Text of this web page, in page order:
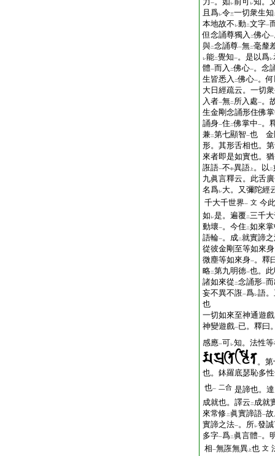
一 レ レ
且爲レ令三一切衆生知
本地故不 レ動二文字一
但念誦尊獨入 二佛心一
與二念誦尊一無二毫釐
レ能二覺知一。是以爲レ
體一而入 二佛心一。念
生皆悉入 二佛心一。
大日經疏云。一切
入者一無二 所入處一。
生金剛念誦形住佛
誦身一住 二佛掌中一。
兼二第七顯智一也 金
形。其形舌相也。
來者即是如實也。猶
誑語一不中異語 上 。以 二
九眞言釋云。此舌
名爲レ大。又彌陀經
千大千世界一 文 今
如 レ是。遍覆二三千
動壞一。今住 二如來
語輪一。成二就實諦
從彼金剛至等如來
微塵等如來身一。釋
略二第九明徳一也。
諸如來從 二念誦形一
妄不異不誑一爲レ語
也
一切如來至神通遊
神變遊戲一已。釋曰
感應一可レ知。法性
。
也。鉢羅底瑟恥多
也一 二合 是諦也。
成就也。譯云 二 成就
來常修 二 眞實諦語一
實諦之法一。所レ發
多字一爲二 眞言體一。
相一無誑無異 上也 文